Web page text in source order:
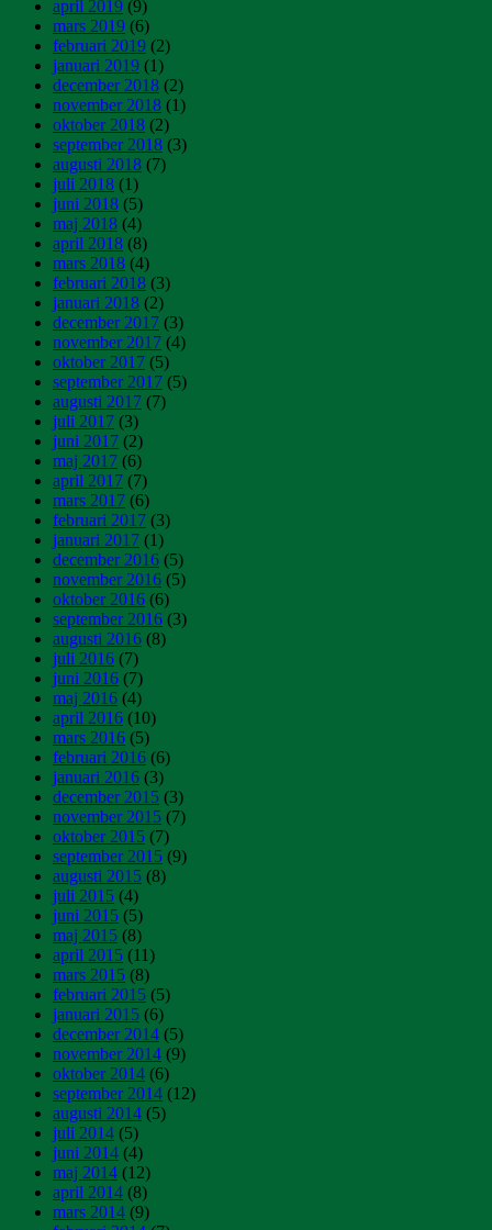
april 2019 (9)
mars 2019 (6)
februari 2019 (2)
januari 2019 (1)
december 2018 (2)
november 2018 (1)
oktober 2018 (2)
september 2018 (3)
augusti 2018 (7)
juli 2018 (1)
juni 2018 (5)
maj 2018 (4)
april 2018 (8)
mars 2018 (4)
februari 2018 (3)
januari 2018 (2)
december 2017 (3)
november 2017 (4)
oktober 2017 (5)
september 2017 (5)
augusti 2017 (7)
juli 2017 (3)
juni 2017 (2)
maj 2017 (6)
april 2017 (7)
mars 2017 (6)
februari 2017 (3)
januari 2017 (1)
december 2016 (5)
november 2016 (5)
oktober 2016 (6)
september 2016 (3)
augusti 2016 (8)
juli 2016 (7)
juni 2016 (7)
maj 2016 (4)
april 2016 (10)
mars 2016 (5)
februari 2016 (6)
januari 2016 (3)
december 2015 (3)
november 2015 (7)
oktober 2015 (7)
september 2015 (9)
augusti 2015 (8)
juli 2015 (4)
juni 2015 (5)
maj 2015 (8)
april 2015 (11)
mars 2015 (8)
februari 2015 (5)
januari 2015 (6)
december 2014 (5)
november 2014 (9)
oktober 2014 (6)
september 2014 (12)
augusti 2014 (5)
juli 2014 (5)
juni 2014 (4)
maj 2014 (12)
april 2014 (8)
mars 2014 (9)